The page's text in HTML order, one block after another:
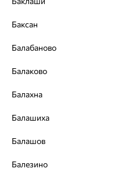
Баксан
Балабаново
Балаково
Балахна
Балашиха
Балашов
Балезино